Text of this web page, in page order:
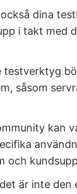
dina
i takt med
testverktyg
såsom
kan
och
är inte den